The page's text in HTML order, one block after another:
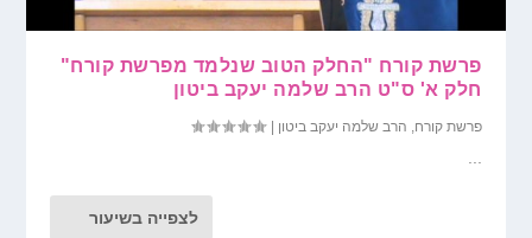
פרשת קורח "החלק הטוב שנלמד מפרשת קורח"
חלק א' ס"ט הרב שלמה יעקב ביטון
פרשת קורח הרב שלמה יעקב ביטון |
לצפייה בשיעור